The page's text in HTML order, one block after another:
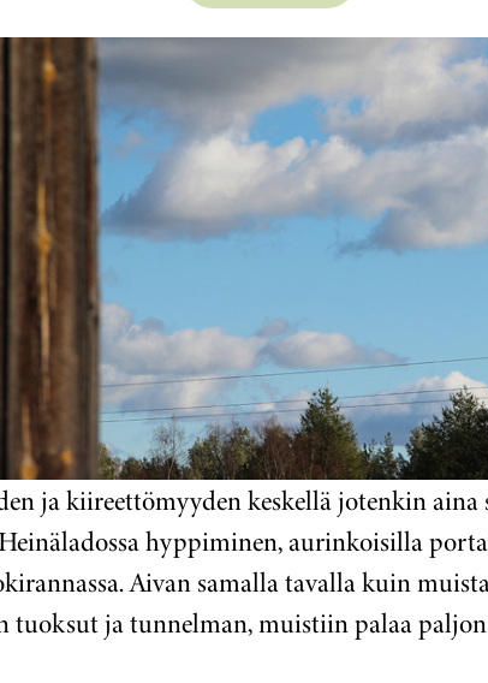
ja kiireettömyyden keskellä jotenkin aina
hyppiminen, aurinkoisilla
Aivan samalla tavalla kuin
tuoksut ja tunnelman, muistiin palaa